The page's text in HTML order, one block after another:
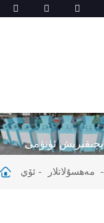
ئۈنۈمى
ئۆي مەھسۇلاتلار